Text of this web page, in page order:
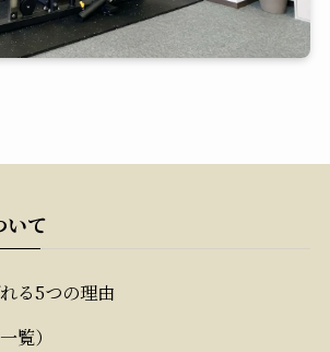
いて
る5つの理由
覧）